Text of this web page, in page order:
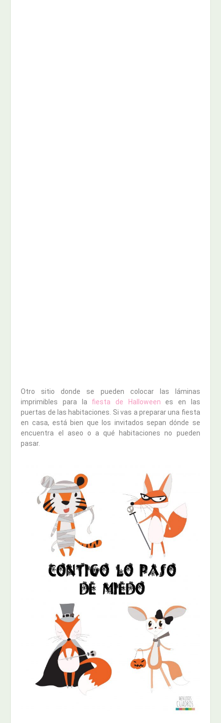
Otro sitio donde se pueden colocar las láminas
imprimibles para la fiesta de Halloween es en las
puertas de las habitaciones. Si vas a preparar una fiesta
en casa, está bien que los invitados sepan dónde se
encuentra el aseo o a qué habitaciones no pueden
pasar.